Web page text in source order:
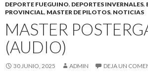
DEPORTE FUEGUINO, DEPORTES INVERNALES,
PROVINCIAL, MASTER DE PILOTOS, NOTICIAS
MASTER
(AUDIO)
30 JUNIO, 2025 ADMIN DEJA UN